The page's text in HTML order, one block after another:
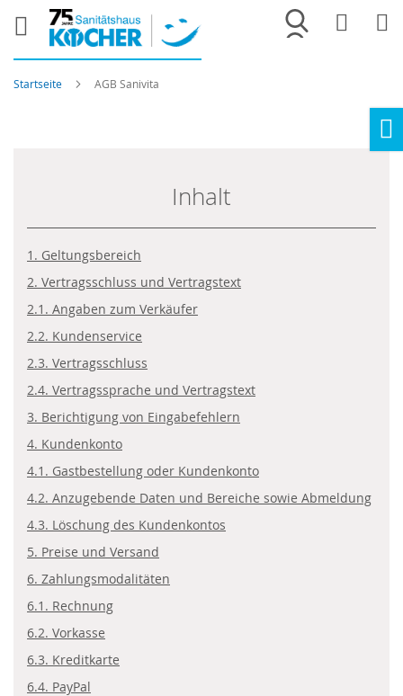
Merkliste
Startseite AGB Sanivita
Inhalt
1. Geltungsbereich
2. Vertragsschluss und Vertragstext
2.1. Angaben zum Verkäufer
2.2. Kundenservice
2.3. Vertragsschluss
2.4. Vertragssprache und Vertragstext
3. Berichtigung von Eingabefehlern
4. Kundenkonto
4.1. Gastbestellung oder Kundenkonto
4.2. Anzugebende Daten und Bereiche sowie Abmeldung
4.3. Löschung des Kundenkontos
5. Preise und Versand
6. Zahlungsmodalitäten
6.1. Rechnung
6.2. Vorkasse
6.3. Kreditkarte
6.4. PayPal